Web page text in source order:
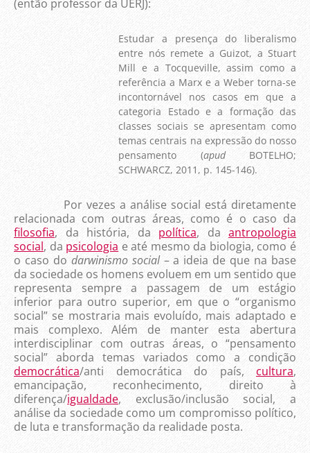
(então professor da UERJ):
Estudar a presença do liberalismo
entre nós remete a Guizot, a Stuart
Mill e a Tocqueville, assim como a
referência a Marx e a Weber torna-se
incontornável nos casos em que a
categoria Estado e a formação das
classes sociais se apresentam como
temas centrais na expressão do nosso
pensamento (apudBOTELHO;
SCHWARCZ, 2011, p. 145-146).
Por vezes a análise social está diretamente
relacionada com outras áreas, como é o caso da
filosofia, da história, da política, da antropologia
social, da psicologia e até mesmo da biologia, como é
o caso do darwinismo social– a ideia de que na base
da sociedade os homens evoluem em um sentido que
representa sempre a passagem de um estágio
inferior para outro superior, em que o “organismo
social” se mostraria mais evoluído, mais adaptado e
mais complexo. Além de manter esta abertura
interdisciplinar com outras áreas, o “pensamento
social” aborda temas variados como a condição
democrática/anti democrática do país, cultura,
emancipação, reconhecimento, direito à
diferença/igualdade, exclusão/inclusão social, a
análise da sociedade como um compromisso político,
de luta e transformação da realidade posta.